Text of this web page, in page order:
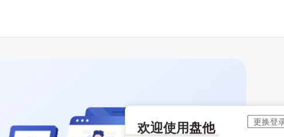
欢迎使用盘他